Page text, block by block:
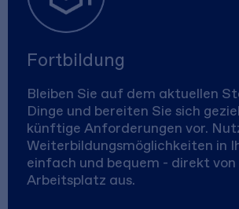
Fortbildung
Bleiben Sie auf dem aktuellen
Dinge und bereiten Sie sich
künftige Anforderungen vor.
Weiterbildungsmöglichkeiten in
einfach und bequem - direkt von
Arbeitsplatz aus.